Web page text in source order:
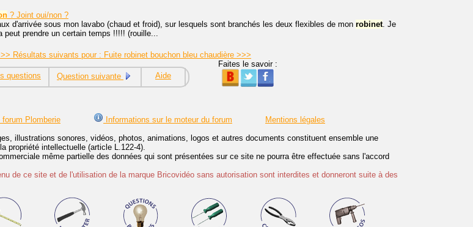
? Joint oui/non ?
d'arrivée sous mon lavabo (chaud et froid), sur lesquels sont branchés les deux flexibles de mon robinet. Je
peut prendre un certain temps !!!!! (rouille...
Résultats suivants pour : Fuite robinet bouchon bleu chaudière >>>
questions Question suivante Aide
Faites le savoir :
forum Plomberie Informations sur le moteur du forum
Mentions légales
illustrations sonores, vidéos, photos, animations, logos et autres documents constituent ensemble une
propriété intellectuelle (article L.122-4).
même partielle des données qui sont présentées sur ce site ne pourra être effectuée sans l'accord
de ce site et de l'utilisation de la marque Bricovidéo sans autorisation sont interdites et donneront suite à des